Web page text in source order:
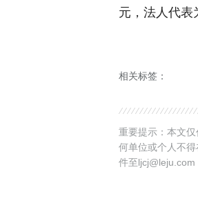
元，法人代表
相关标签：
重要提示：本文
何单位或个人不
件至ljcj@leju.com